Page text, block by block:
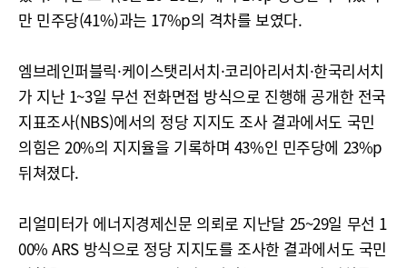
만 민주당(41%)과는 17%p의 격차를 보였다.
엠브레인퍼블릭·케이스탯리서치·코리아리서치·한국리서치
가 지난 1~3일 무선 전화면접 방식으로 진행해 공개한 전국
지표조사(NBS)에서의 정당 지지도 조사 결과에서도 국민
의힘은 20%의 지지율을 기록하며 43%인 민주당에 23%p
뒤쳐졌다.
리얼미터가 에너지경제신문 의뢰로 지난달 25~29일 무선 1
00% ARS 방식으로 정당 지지도를 조사한 결과에서도 국민